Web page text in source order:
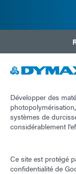
Développer des
systèmes de
considérablement
Ce site est protégé
confidentialité de